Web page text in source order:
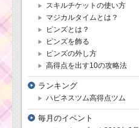
スキルチケットの使い方
マジカルタイムとは？
ピンズとは？
ピンズを飾る
ピンズの外し方
高得点を出す10の攻略法
ランキング
ハピネスツム高得点ツム
毎月のイベント